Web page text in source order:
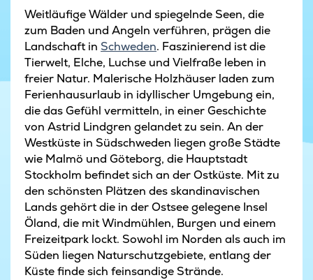
Weitläufige Wälder und spiegelnde Seen, die
zum Baden und Angeln verführen, prägen die
Landschaft in Schweden. Faszinierend ist die
Tierwelt, Elche, Luchse und Vielfraße leben in
freier Natur. Malerische Holzhäuser laden zum
Ferienhausurlaub in idyllischer Umgebung ein,
die das Gefühl vermitteln, in einer Geschichte
von Astrid Lindgren gelandet zu sein. An der
Westküste in Südschweden liegen große Städte
wie Malmö und Göteborg, die Hauptstadt
Stockholm befindet sich an der Ostküste. Mit zu
den schönsten Plätzen des skandinavischen
Lands gehört die in der Ostsee gelegene Insel
Öland, die mit Windmühlen, Burgen und einem
Freizeitpark lockt. Sowohl im Norden als auch im
Süden liegen Naturschutzgebiete, entlang der
Küste finde sich feinsandige Strände.